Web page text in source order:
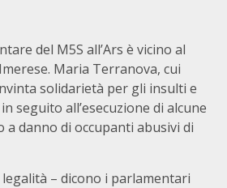
del M5S all’Ars è vicino al
Maria Terranova, cui
solidarietà per gli insulti e
seguito all’esecuzione di alcune
danno di occupanti abusivi di
– dicono i parlamentari